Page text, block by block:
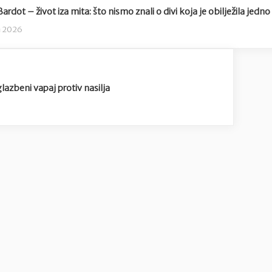
– život iza mita: što nismo znali o divi koja je obilježila
2026
vapaj protiv nasilja